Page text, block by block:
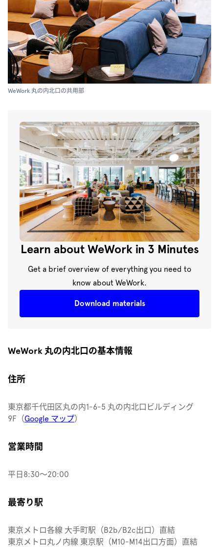
WeWork 丸の内北口の共用部
Learn about WeWork in 3 Minutes
Get a brief overview of everything you need to
know about WeWork.
Download materials
WeWork 丸の内北口の基本情報
住所
東京都千代田区丸の内1-6-5 丸の内北口ビルディング
9F（Google マップ）
営業時間
平日8:30〜20:00
最寄り駅
東京メトロ各線 大手町駅（B2b/B2c出口）直結
東京メトロ丸ノ内線 東京駅（M10-M14出口方面）直結